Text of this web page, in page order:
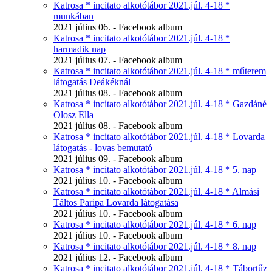
Katrosa * incitato alkotótábor 2021.júl. 4-18 *
munkában
2021 július 06. - Facebook album
Katrosa * incitato alkotótábor 2021.júl. 4-18 *
harmadik nap
2021 július 07. - Facebook album
Katrosa * incitato alkotótábor 2021.júl. 4-18 * műterem
látogatás Deákéknál
2021 július 08. - Facebook album
Katrosa * incitato alkotótábor 2021.júl. 4-18 * Gazdáné
Olosz Ella
2021 július 08. - Facebook album
Katrosa * incitato alkotótábor 2021.júl. 4-18 * Lovarda
látogatás - lovas bemutató
2021 július 09. - Facebook album
Katrosa * incitato alkotótábor 2021.júl. 4-18 * 5. nap
2021 július 10. - Facebook album
Katrosa * incitato alkotótábor 2021.júl. 4-18 * Almási
Táltos Paripa Lovarda látogatása
2021 július 10. - Facebook album
Katrosa * incitato alkotótábor 2021.júl. 4-18 * 6. nap
2021 július 10. - Facebook album
Katrosa * incitato alkotótábor 2021.júl. 4-18 * 8. nap
2021 július 12. - Facebook album
Katrosa * incitato alkotótábor 2021.júl. 4-18 * Tábortűz